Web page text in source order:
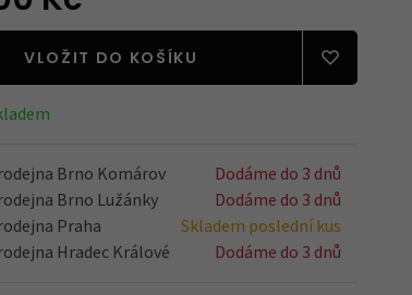
VLOŽIT DO KOŠÍKU
Brno Komárov
Dodáme do 3 dnů
Brno Lužánky
Dodáme do 3 dnů
Praha
Skladem poslední kus
Hradec Králové
Dodáme do 3 dnů